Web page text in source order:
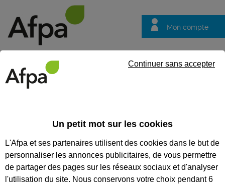
Mon compte
questions
STRATIFIEUR MULTIPROCÉDÉS
EN MATÉRIAUX COMPOSITES -
CONTRAT EN ALTERNANCE
Un petit mot sur les cookies
L'Afpa et ses partenaires utilisent des cookies dans le but de
personnaliser les annonces publicitaires, de vous permettre
de partager des pages sur les réseaux sociaux et d'analyser
l'utilisation du site. Nous conservons votre choix pendant 6
Continuer sans accepter